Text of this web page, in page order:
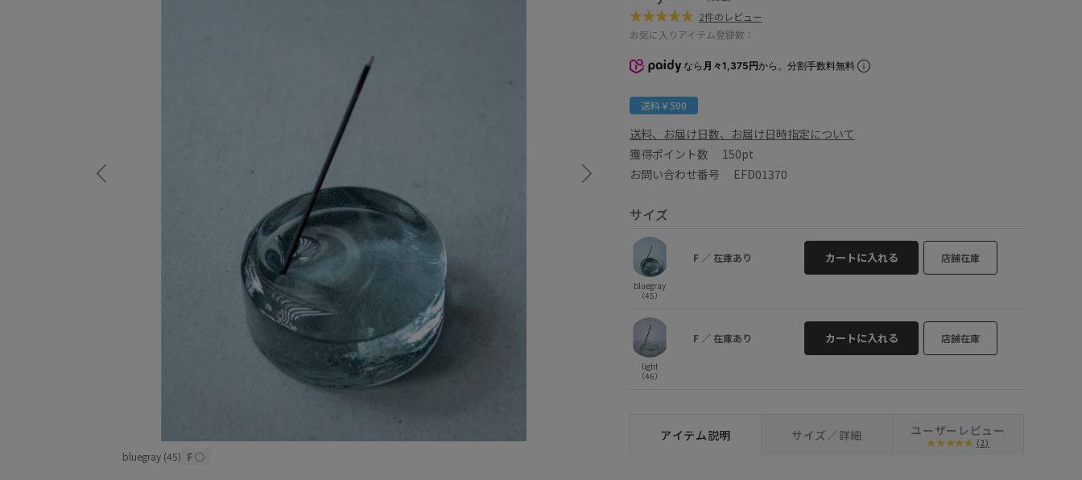
bluegray (45) F○
2件のレビュー
お気に入りアイテム登録数：
なら 月々1,375円から。分割手数料無料
送料￥500
送料、お届け日数、お届け日時指定について
獲得ポイント数 150pt
お問い合わせ番号 EFD01370
サイズ
bluegray
（45）
F ／ 在庫あり カートに入れる 店舗在庫
light
（46）
F ／ 在庫あり カートに入れる 店舗在庫
アイテム説明 サイズ／詳細 ユーザーレビュー
(2)